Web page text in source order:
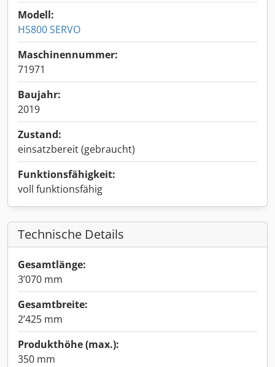
Modell:
HS800 SERVO
Maschinennummer:
71971
Baujahr:
2019
Zustand:
einsatzbereit (gebraucht)
Funktionsfähigkeit:
voll funktionsfähig
Technische Details
Gesamtlänge:
3’070 mm
Gesamtbreite:
2’425 mm
Produkthöhe (max.):
350 mm